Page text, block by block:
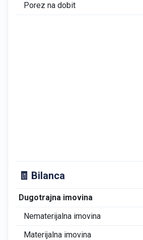
Porez na dobit
🧾 Bilanca
Dugotrajna imovina
Nematerijalna imovina
Materijalna imovina